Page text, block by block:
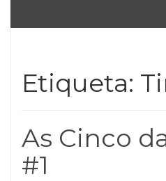
Etiqueta:
As Cinco
#1